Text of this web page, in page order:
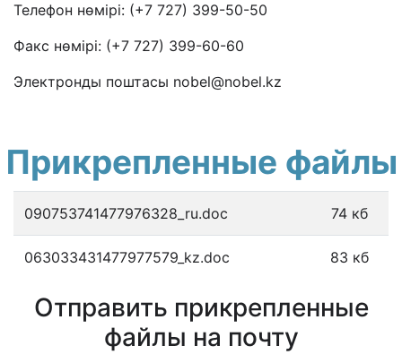
Телефон нөмірі: (+7 727) 399-50-50
Факс нөмірі: (+7 727) 399-60-60
Электронды поштасы nobel@nobel.kz
Прикрепленные файлы
090753741477976328_ru.doc 74 кб
063033431477977579_kz.doc 83 кб
Отправить прикрепленные
файлы на почту